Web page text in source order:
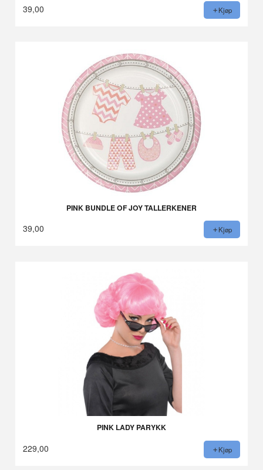
39,00 Kjøp
PINK BUNDLE OF JOY TALLERKENER
39,00 Kjøp
PINK LADY PARYKK
229,00 Kjøp